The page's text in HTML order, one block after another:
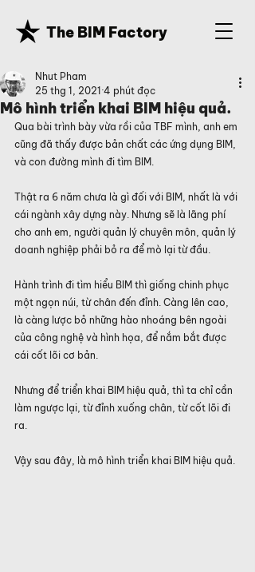
The BIM Factory
Mô hình triển khai BIM hiệu quả.
Nhut Pham
25 thg 1, 2021 4 phút đọc
Qua bài trình bày vừa rồi của TBF mình, anh em
cũng đã thấy được bản chất các ứng dụng BIM,
và con đường mình đi tìm BIM.
Thật ra 6 năm chưa là gì đối với BIM, nhất là với
cái ngành xây dựng này. Nhưng sẽ là lãng phí
cho anh em, người quản lý chuyên môn, quản lý
doanh nghiệp phải bỏ ra để mò lại từ đầu.
Hành trình đi tìm hiểu BIM thì giống chinh phục
một ngọn núi, từ chân đến đỉnh. Càng lên cao,
là càng lược bỏ những hào nhoáng bên ngoài
của công nghệ và hình họa, để nắm bắt được
cái cốt lõi cơ bản.
Nhưng để triển khai BIM hiệu quả, thì ta chỉ cần
làm ngược lại, từ đỉnh xuống chân, từ cốt lõi đi
ra.
Vậy sau đây, là mô hình triển khai BIM hiệu quả.